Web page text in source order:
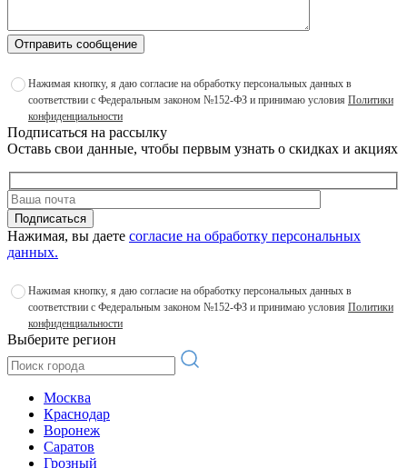
Отправить сообщение
Нажимая кнопку, я даю согласие на обработку персональных данных в
соответствии с Федеральным законом №152-ФЗ и принимаю условия Политики
конфиденциальности
Подписаться на рассылку
Оставь свои данные, чтобы первым узнать о скидках и акциях
Подписаться
Нажимая, вы даете согласие на обработку персональных
данных.
Нажимая кнопку, я даю согласие на обработку персональных данных в
соответствии с Федеральным законом №152-ФЗ и принимаю условия Политики
конфиденциальности
Выберите регион
Москва
Краснодар
Воронеж
Саратов
Грозный